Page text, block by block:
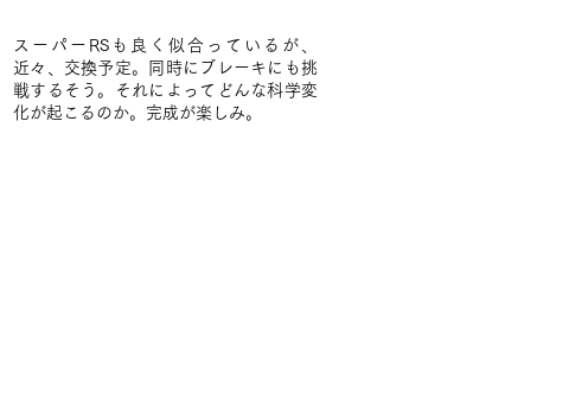
スーパーRSも良く似合っているが、
近々、交換予定。同時にブレーキにも挑
戦するそう。それによってどんな科学変
化が起こるのか。完成が楽しみ。